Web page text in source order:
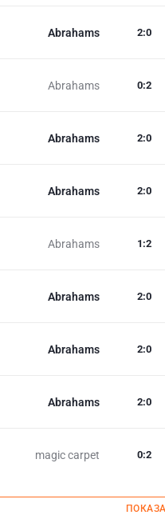
Abrahams 2:0
Abrahams 0:2
Abrahams 2:0
Abrahams 2:0
Abrahams 1 :2
Abrahams 2:0
Abrahams 2:0
Abrahams 2:0
magic carpet 0:2